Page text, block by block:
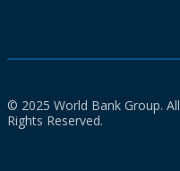
© 2025 World Bank Group. All
Rights Reserved.